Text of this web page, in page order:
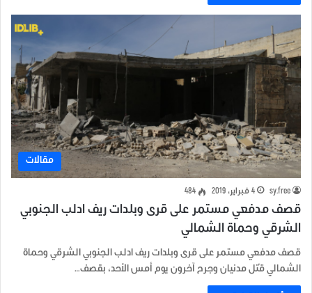
مقالات
sy.free 4 فبراير، 2019 484
قصف مدفعي مستمر على قرى وبلدات ريف ادلب الجنوبي
الشرقي وحماة الشمالي
قصف مدفعي مستمر على قرى وبلدات ريف ادلب الجنوبي الشرقي وحماة
الشمالي قُتل مدنيان وجرح آخرون يوم أمس الأحد، بقصف…